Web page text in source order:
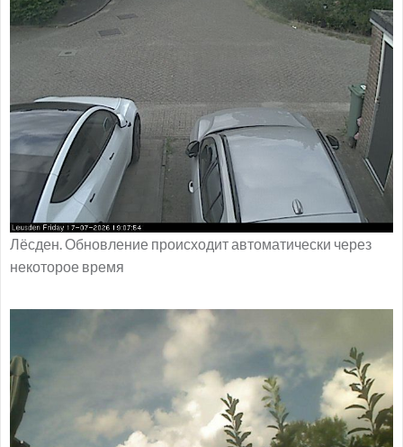
Лёсден. Обновление происходит автоматически через
некоторое время